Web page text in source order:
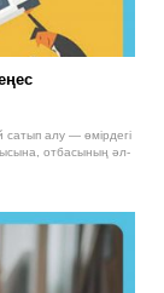
сатып алу — өмірдегі
отбасының әл-